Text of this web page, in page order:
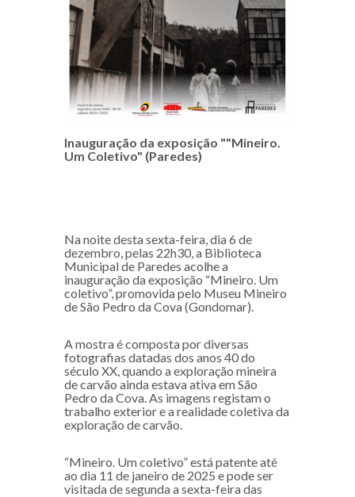
Inauguração da exposição ""Mineiro.
Um Coletivo" (Paredes)
Na noite desta sexta-feira, dia 6 de
dezembro, pelas 22h30, a Biblioteca
Municipal de Paredes acolhe a
inauguração da exposição “Mineiro. Um
coletivo”, promovida pelo Museu Mineiro
de São Pedro da Cova (Gondomar).
A mostra é composta por diversas
fotografias datadas dos anos 40 do
século XX, quando a exploração mineira
de carvão ainda estava ativa em São
Pedro da Cova. As imagens registam o
trabalho exterior e a realidade coletiva da
exploração de carvão.
“Mineiro. Um coletivo” está patente até
ao dia 11 de janeiro de 2025 e pode ser
visitada de segunda a sexta-feira das